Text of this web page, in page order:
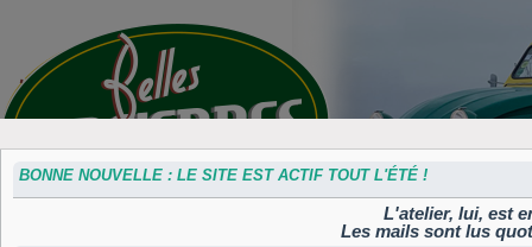
BONNE NOUVELLE : LE SITE EST ACTIF TOUT L'ÉTÉ !
L'atelier, lui, est
Les mails sont lus